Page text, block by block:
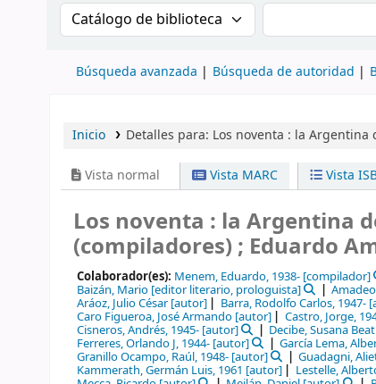
Buscar en el catálogo por: Buscar en el
Búsqueda avanzada Búsqueda de autoridad
Inicio Detalles para: Los noventa : la Argentina
Vista normal Vista MARC Vista
Los noventa : la Argentina
(compiladores) ; Eduardo
Colaborador(es): Menem, Eduardo, 1938-[compilador]
Baizán, Mario[editor literario, prologuista]
Aráoz, Julio César[autor] Barra, Rodolfo Carlos, 1947-
Caro Figueroa, José Armando[autor] Castro, Jorge,
Cisneros, Andrés, 1945-[autor] Decibe, Susana
Ferreres, Orlando J, 1944-[autor] García Lema,
Granillo Ocampo, Raúl, 1948-[autor] Guadagni,
Kammerath, Germán Luis, 1961 [autor] Lestelle,